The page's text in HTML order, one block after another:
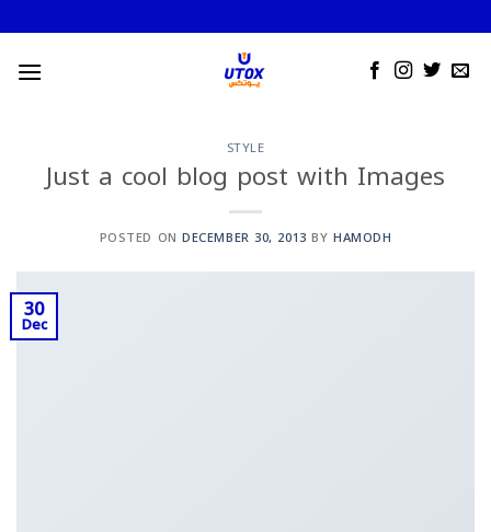
to
content
STYLE
Just a cool blog post with Images
POSTED ONDECEMBER 30, 2013 BY HAMODH
30
Dec